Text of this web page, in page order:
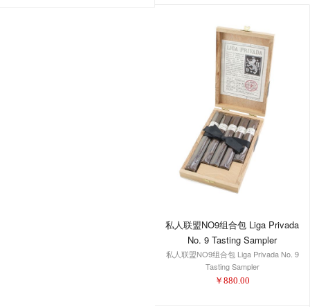
私人联盟NO9组合包 Liga Privada
No. 9 Tasting Sampler
私人联盟NO9组合包 Liga Privada No. 9
Tasting Sampler
￥ 880.00